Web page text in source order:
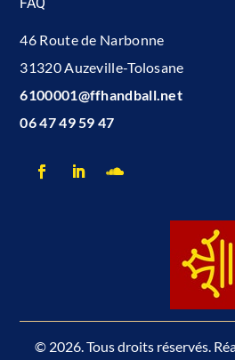
FAQ
46 Route de Narbonne
31320 Auzeville-Tolosane
6100001@ffhandball.net
06 47 49 59 47
© 2026. Tous droits réservés.